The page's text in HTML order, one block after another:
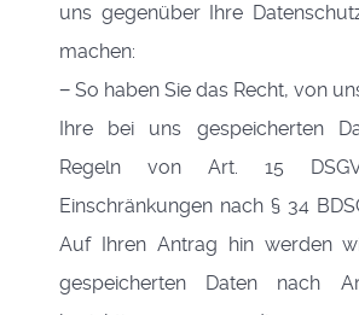
uns gegenüber Ihre
machen:
− So haben Sie das Recht, von
Ihre bei uns gespeicherten
Regeln von Art. 15
Einschränkungen nach § 34
Auf Ihren Antrag hin werden
gespeicherten Daten nach